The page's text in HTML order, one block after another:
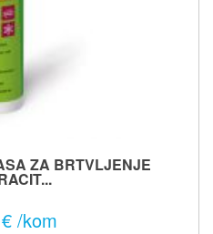
ZA BRTVLJENJE
/kom